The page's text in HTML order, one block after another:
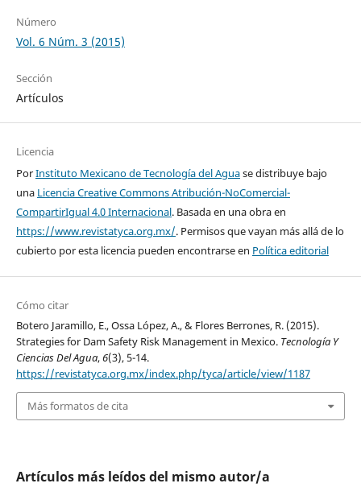
Número
Vol. 6 Núm. 3 (2015)
Sección
Artículos
Licencia
PorInstituto Mexicano de Tecnología del Aguase distribuye bajo
una Licencia Creative Commons Atribución-NoComercial-
CompartirIgual 4.0 Internacional. Basada en una obra en
https://www.revistatyca.org.mx/. Permisos que vayan más allá de lo
cubierto por esta licencia pueden encontrarse en Política editorial
Cómo citar
Botero Jaramillo, E., Ossa López, A., & Flores Berrones, R. (2015).
Strategies for Dam Safety Risk Management in Mexico. Tecnología Y
Ciencias Del Agua,6(3), 5-14.
https://revistatyca.org.mx/index.php/tyca/article/view/1187
Más formatos de cita
Artículos más leídos del mismo autor/a